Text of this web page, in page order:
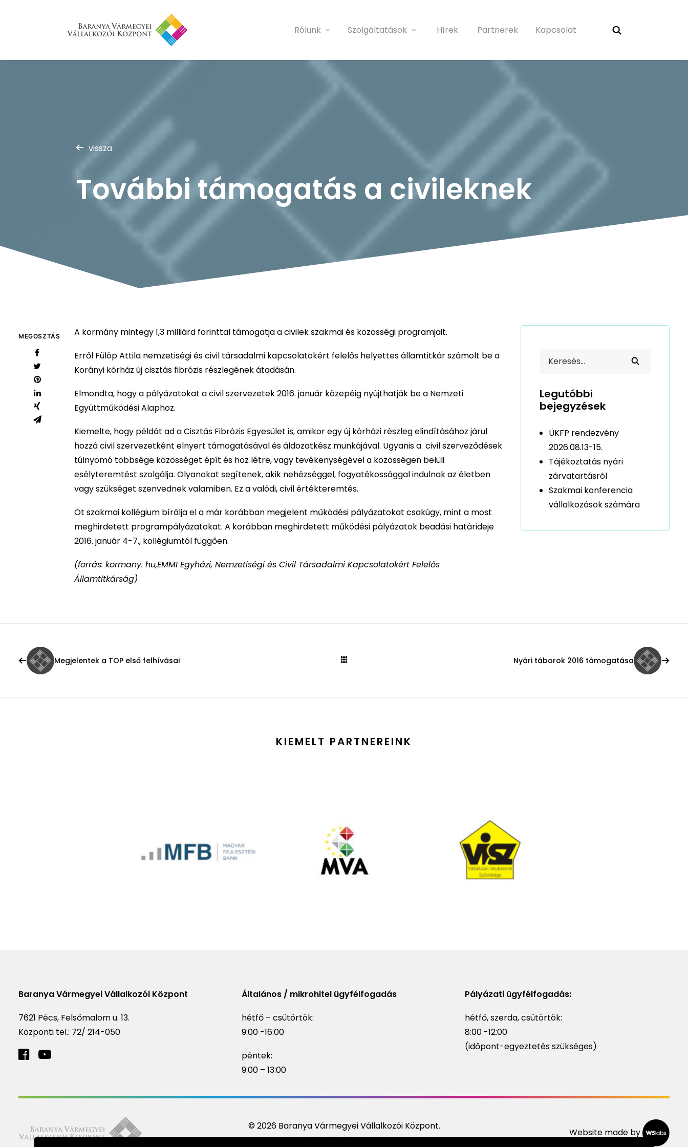
Rólunk Szolgáltatások Hírek Partnerek Kapcsolat
vissza
További támogatás a civileknek
MEGOSZTÁS
A kormány mintegy 1,3 milliárd forinttal támogatja a civilek szakmai és közösségi programjait.
Erről Fülöp Attila nemzetiségi és civil társadalmi kapcsolatokért felelős helyettes államtitkár számolt be a
Korányi kórház új cisztás fibrózis részlegének átadásán.
Elmondta, hogy a pályázatokat a civil szervezetek 2016. január közepéig nyújthatják be a Nemzeti
Együttműködési Alaphoz.
Kiemelte, hogy példát ad a Cisztás Fibrózis Egyesület is, amikor egy új kórházi részleg elindításához járul
hozzá civil szervezetként elnyert támogatásával és áldozatkész munkájával. Ugyanis a civil szerveződések
túlnyomó többsége közösséget épít és hoz létre, vagy tevékenységével a közösségen belüli
esélyteremtést szolgálja. Olyanokat segítenek, akik nehézséggel, fogyatékossággal indulnak az életben
vagy szükséget szenvednek valamiben. Ez a valódi, civil értékteremtés.
Öt szakmai kollégium bírálja el a már korábban megjelent működési pályázatokat csakúgy, mint a most
meghirdetett programpályázatokat. A korábban meghirdetett működési pályázatok beadási határideje
2016. január 4-7., kollégiumtól függően.
(forrás: kormany. hu,EMMI Egyházi, Nemzetiségi és Civil Társadalmi Kapcsolatokért Felelős
Államtitkárság)
Legutóbbi
bejegyzések
ÜKFP rendezvény
2026.08.13-15.
Tájékoztatás nyári
zárvatartásról
Szakmai konferencia
vállalkozások számára
Megjelentek a TOP első felhívásai Nyári táborok 2016 támogatása
KIEMELT PARTNEREINK
Baranya Vármegyei Vállalkozói Központ
7621 Pécs, Felsőmalom u. 13.
Központi tel.: 72/ 214-050
Általános / mikrohitel ügyfélfogadás
hétfő – csütörtök:
9:00 -16:00
péntek:
9:00 – 13:00
Pályázati ügyfélfogadás:
hétfő, szerda, csütörtök:
8:00 -12:00
(időpont-egyeztetés szükséges)
© 2026 Baranya Vármegyei Vállalkozói Központ.
Minden jog fenntartva
Website made by